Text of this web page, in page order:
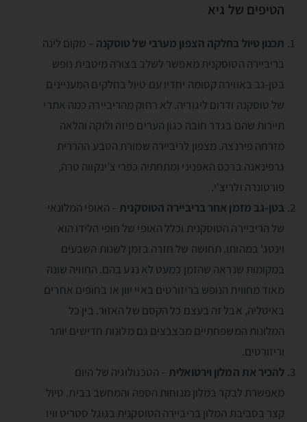
הטיפים של גיא
תכנון טיול בחלקה הצפון מערבי של טוסקנה – מקום לינה
בריביירה הטוסקנית מאפשר לשלב בצורה מיטבית נופש
בטן-גב באווירה קסומה יחדיו עם טיול בחלקים המעניינים
של טוסקנה ודרום ליגוריה. לא רחוק מהריביירה כמה אתרי
תיירות שהם בגדר חובה כגון הערים פיזה ולוקה והלאה
מזרחה פירנצה. מצפון לריביירה שמורת הטבע ההררית
גרפינאנה ברכס האפניני ומתחתיה כפרי צ'ינקווה טרה,
פורטונרה ולריצ'י.
בטן-גב מזמן אחר בריביירה הטוסקנית – האופי המלונאי
של הריביירה הטוסקנית וכלל האופי של חופי הלידו הוא
וינטג' במהותו. תחושה של חזרה בזמן לשנות השבעים
במקומות שנראה שהזמן כמעט לא נגע בהם. החוויה שונה
מאוד מחווית הנופש בריזורטים באיי יוון או בחופים אחרים
באיטליה, אבל זה בעצם כל הקסם של האזור. בין כל
המלונות המשפחתיים מבצבצים גם מלונות חדישים יותר
וריזורטים.
להכיר את המלון וירטואלית – הטכנולוגיה של היום
מאפשרת לבקר במלון מנוחות הספה והמחשב בבית. טיול
קצר בסביבת המלון בריביירה הטוסקנית בגוגל סטריט וויו